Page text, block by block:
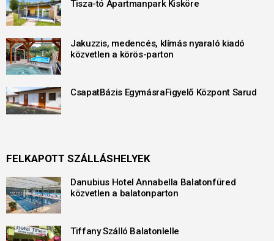
Tisza-tó Apartmanpark Kisköre
Jakuzzis, medencés, klímás nyaraló kiadó
közvetlen a körös-parton
CsapatBázis EgymásraFigyelő Központ Sarud
FELKAPOTT SZÁLLÁSHELYEK
Danubius Hotel Annabella Balatonfüred
közvetlen a balatonparton
Tiffany Szálló Balatonlelle